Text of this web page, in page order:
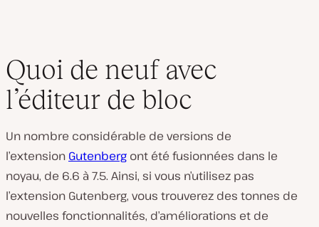
Quoi de neuf avec
l’éditeur de bloc
Un nombre considérable de versions de
l’extension Gutenberg ont été fusionnées dans le
noyau, de 6.6 à 7.5. Ainsi, si vous n’utilisez pas
l’extension Gutenberg, vous trouverez des tonnes de
nouvelles fonctionnalités, d’améliorations et de